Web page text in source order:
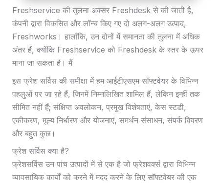
Freshservice की तुलना अक्सर Freshdesk से की जाती है,
कंपनी द्वारा विकसित और लॉन्च किए गए दो अलग-अलग उत्पाद,
Freshworks। हालाँकि, उन दोनों में समानता की तुलना में अधिक
अंतर हैं, क्योंकि Freshservice को Freshdesk के स्तर के ऊपर
माना जा सकता है। मैं
इस फ्रेश सर्विस की समीक्षा में हम आईटीएसएम सॉफ्टवेयर के विभिन्न
पहलुओं पर जा रहे हैं, जिनमें निम्नलिखित शामिल हैं, लेकिन इन्हीं तक
सीमित नहीं हैं; संक्षिप्त अवलोकन, प्रमुख विशेषताएं, केस स्टडी,
एकीकरण, मूल्य निर्धारण और योजनाएं, समर्थन संसाधन, संपर्क विवरण
और बहुत कुछ।
फ्रेश सर्विस क्या है?
फ्रेशसर्विस उन पांच उत्पादों में से एक है जो फ्रेशवर्क्स द्वारा विभिन्न
व्यावसायिक कार्यों को करने में मदद करने के लिए सॉफ्टवेयर की एक